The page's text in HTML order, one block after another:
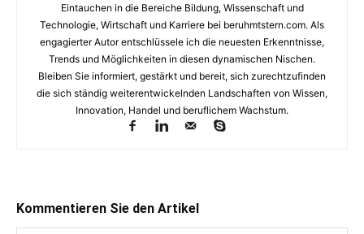
Eintauchen in die Bereiche Bildung, Wissenschaft und
Technologie, Wirtschaft und Karriere bei beruhmtstern.com. Als
engagierter Autor entschlüssele ich die neuesten Erkenntnisse,
Trends und Möglichkeiten in diesen dynamischen Nischen.
Bleiben Sie informiert, gestärkt und bereit, sich zurechtzufinden
die sich ständig weiterentwickelnden Landschaften von Wissen,
Innovation, Handel und beruflichem Wachstum.
Kommentieren Sie den Artikel